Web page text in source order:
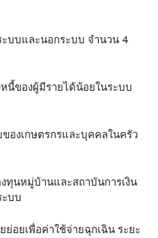
บบและนอกระบบ จำนวน 4
หนี้ของผู้มีรายได้น้อยในระบบ
องเกษตรกรและบุคคลในครัว
ทุนหมู่บ้านและสถาบันการเงิน
บบ
ย่อยเพื่อค่าใช้จ่ายฉุกเฉิน ระยะ